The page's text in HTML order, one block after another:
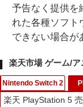
予告なく提供を
れた各種ソフト
できない場合が
楽天市場 ゲーム/
Nintendo Switch 2
楽天 PlayStation 5